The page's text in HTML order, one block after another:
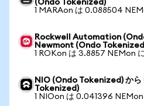
(Ondo Tokenized)
1 MARAon は 0.088504
Rockwell Automation
Newmont (Ondo
1 ROKon は 3.8857 NEMon
NIO (Ondo Tokenized) か
Tokenized)
1 NIOon は 0.041396 NEMon